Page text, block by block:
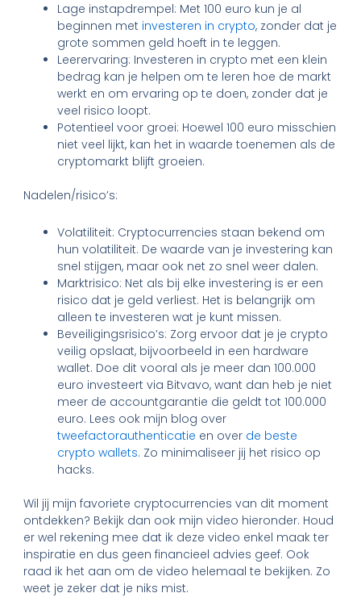
Lage instapdrempel: Met 100 euro kun je al
beginnen met investeren in crypto, zonder dat je
grote sommen geld hoeft in te leggen.
Leerervaring: Investeren in crypto met een klein
bedrag kan je helpen om te leren hoe de markt
werkt en om ervaring op te doen, zonder dat je
veel risico loopt.
Potentieel voor groei: Hoewel 100 euro misschien
niet veel lijkt, kan het in waarde toenemen als de
cryptomarkt blijft groeien.
Nadelen/risico’s:
Volatiliteit: Cryptocurrencies staan bekend om
hun volatiliteit. De waarde van je investering kan
snel stijgen, maar ook net zo snel weer dalen.
Marktrisico: Net als bij elke investering is er een
risico dat je geld verliest. Het is belangrijk om
alleen te investeren wat je kunt missen.
Beveiligingsrisico’s: Zorg ervoor dat je je crypto
veilig opslaat, bijvoorbeeld in een hardware
wallet. Doe dit vooral als je meer dan 100.000
euro investeert via Bitvavo, want dan heb je niet
meer de accountgarantie die geldt tot 100.000
euro. Lees ook mijn blog over
tweefactorauthenticatie en over de beste
crypto wallets. Zo minimaliseer jij het risico op
hacks.
Wil jij mijn favoriete cryptocurrencies van dit moment
ontdekken? Bekijk dan ook mijn video hieronder. Houd
er wel rekening mee dat ik deze video enkel maak ter
inspiratie en dus geen financieel advies geef. Ook
raad ik het aan om de video helemaal te bekijken. Zo
weet je zeker dat je niks mist.